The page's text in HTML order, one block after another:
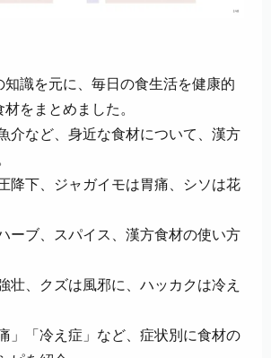
知識を元に、毎日の食生活を健康的
をまとめました。
介など、身近な食材について、漢方
降下、ジャガイモは胃痛、シソは花
ーブ、スパイス、漢方食材の使い方
壮、クズは風邪に、ハッカクは冷え
」「冷え症」など、症状別に食材の